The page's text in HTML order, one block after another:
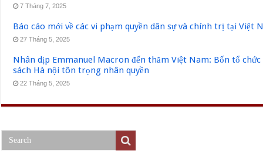
7 Tháng 7, 2025
Báo cáo mới về các vi phạm quyền dân sự và chính trị tại Việt
27 Tháng 5, 2025
Nhân dịp Emmanuel Macron đến thăm Việt Nam: Bốn tổ
sách Hà nội tôn trọng nhân quyền
22 Tháng 5, 2025